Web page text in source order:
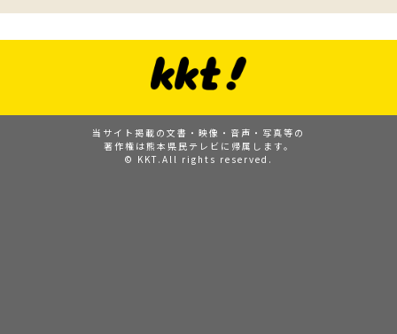
当サイト掲載の文書・映像・音声・写真等の
著作権は熊本県民テレビに帰属します。
© KKT.All rights reserved.